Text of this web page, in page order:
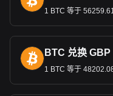
Gracy 汇率对是
GRACY。立即使用
密货币可以兑换成多
1 BTC 等于
BTC 兑换 GBP
1 BTC 等于